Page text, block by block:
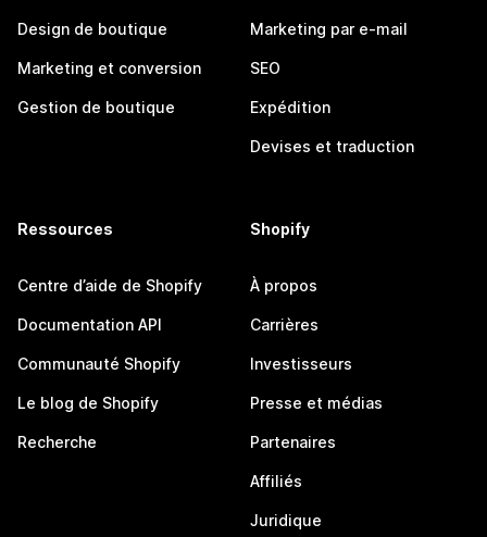
Design de boutique
Marketing et conversion
Gestion de boutique
Marketing par e-mail
SEO
Expédition
Devises et traduction
Ressources
Centre d’aide de Shopify
Documentation API
Communauté Shopify
Le blog de Shopify
Recherche
Shopify
À propos
Carrières
Investisseurs
Presse et médias
Partenaires
Affiliés
Juridique